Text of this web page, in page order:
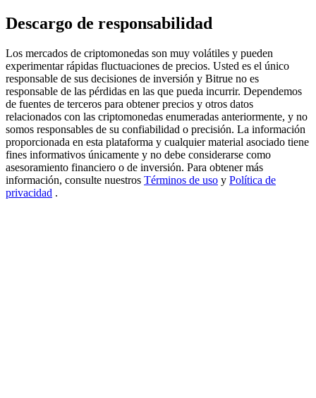
Share 500000 CASHCAT prize pool
Exclusive for BitMart Users
Register & Trade to Win 500,000 USDT
Precious Metals Trading Carnival
Trade Gold & Silver · 33,333 USDT Bonus
Descargo de responsabilidad
Los mercados de criptomonedas son muy volátiles y pueden
experimentar rápidas fluctuaciones de precios. Usted es el único
responsable de sus decisiones de inversión y Bitrue no es
responsable de las pérdidas en las que pueda incurrir. Dependemos
de fuentes de terceros para obtener precios y otros datos
relacionados con las criptomonedas enumeradas anteriormente, y no
somos responsables de su confiabilidad o precisión. La información
proporcionada en esta plataforma y cualquier material asociado tiene
fines informativos únicamente y no debe considerarse como
asesoramiento financiero o de inversión. Para obtener más
información, consulte nuestros Términos de uso y Política de
privacidad .